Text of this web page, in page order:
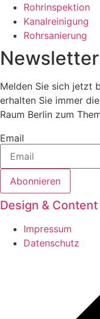
Rohrinspektion
Kanalreinigung
Rohrsanierung
Newsletter
Melden Sie sich jetzt
erhalten Sie immer
Raum Berlin zum
Email
Abonnieren
Design &
Impressum
Datenschutz